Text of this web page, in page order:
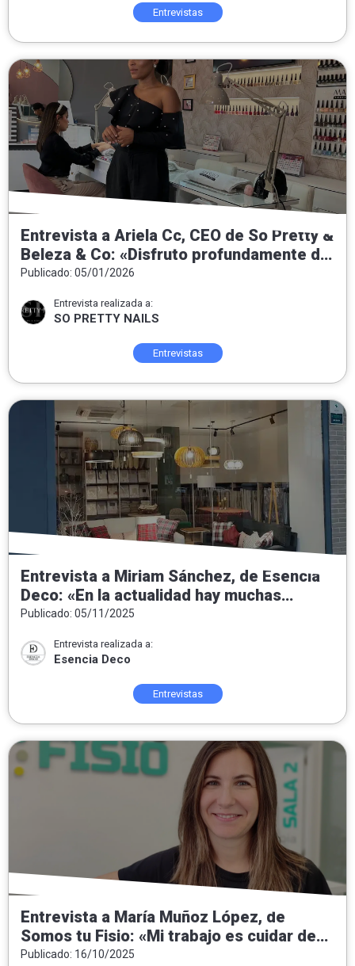
Entrevistas
Entrevista a Ariela Cc, CEO de So Pretty &
Beleza & Co: «Disfruto profundamente de
entregar felicidad a las personas que
Publicado: 05/01/2026
Entrevista realizada a:
SO PRETTY NAILS
Entrevistas
Entrevista a Miriam Sánchez, de Esencia
Deco: «En la actualidad hay muchas
tendencias pero nuestra intención
Publicado: 05/11/2025
Entrevista realizada a:
Esencia Deco
Entrevistas
Entrevista a María Muñoz López, de
Somos tu Fisio: «Mi trabajo es cuidar de
las personas, del equipo y de un proyecto
Publicado: 16/10/2025